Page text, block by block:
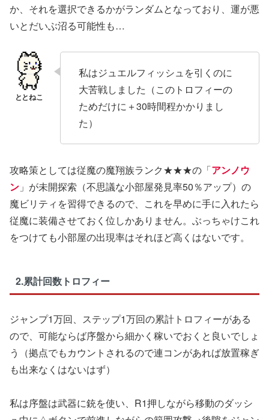
か、それを選択できるかがランダムとなっており、運が悪
いとだいぶ沼る可能性も…
私はジュエルフィッシュを引くのに
大苦戦しました（このトロフィーの
ためだけに＋30時間程かかりまし
た）
攻略策としては従魔の魔翔族ランク★★★の「アンノウ
ン 」が未開探索（不思議な小部屋発見率50％アップ）の
魔ビリティを習得できるので、これを早めに手に入れたら
従魔に装備させておく位しかありません。ぶっちゃけこれ
をつけても小部屋の出現率はそれほど高くはないです。
2.累計回数トロフィー
ジャンプ1万回、ステップ1万回の累計トロフィーがある
ので、可能ならば序盤から細かく稼いでおくと良いでしょ
う（拠点でもカウントされるので連コンがあれば放置稼ぎ
も出来なくはないはず）
私は序盤は武器に銃を使い、R1押しながら移動のダッシ